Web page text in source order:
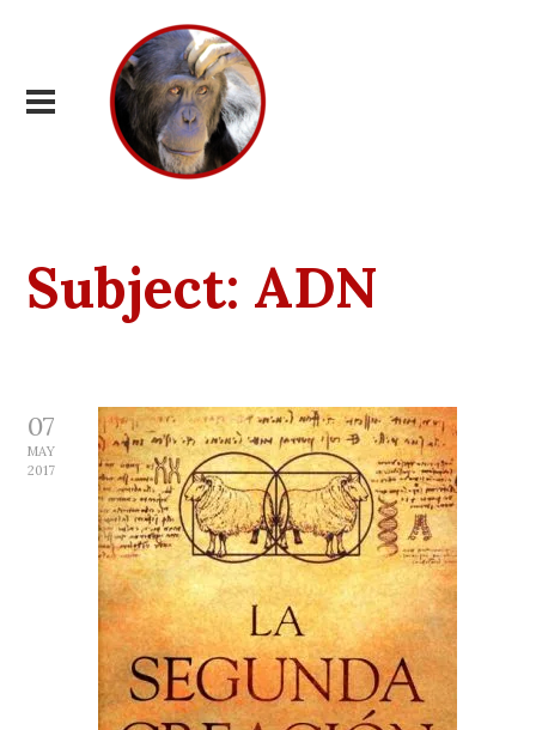
Subject: ADN
07
MAY
2017